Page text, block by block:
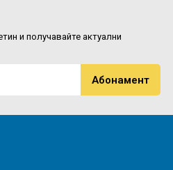
и получавайте актуални